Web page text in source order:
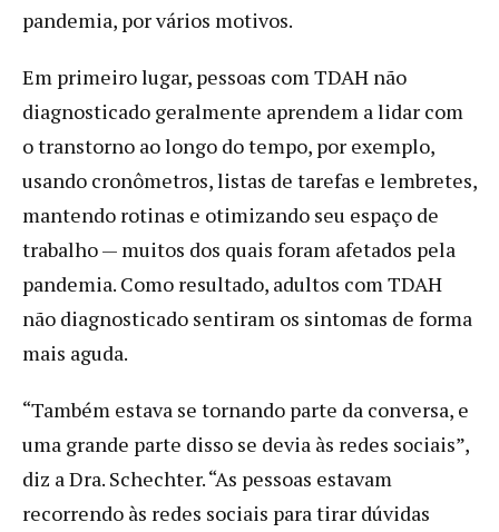
pandemia, por vários motivos.
Em primeiro lugar, pessoas com TDAH não
diagnosticado geralmente aprendem a lidar com
o transtorno ao longo do tempo, por exemplo,
usando cronômetros, listas de tarefas e lembretes,
mantendo rotinas e otimizando seu espaço de
trabalho — muitos dos quais foram afetados pela
pandemia. Como resultado, adultos com TDAH
não diagnosticado sentiram os sintomas de forma
mais aguda.
“Também estava se tornando parte da conversa, e
uma grande parte disso se devia às redes sociais”,
diz a Dra. Schechter. “As pessoas estavam
recorrendo às redes sociais para tirar dúvidas